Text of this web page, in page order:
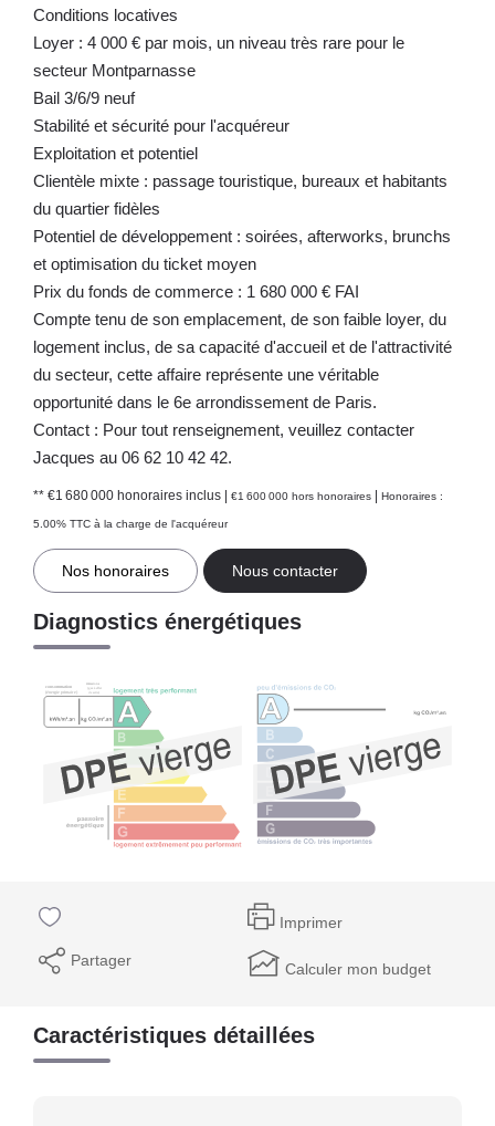
Conditions locatives
Loyer : 4 000 € par mois, un niveau très rare pour le
secteur Montparnasse
Bail 3/6/9 neuf
Stabilité et sécurité pour l'acquéreur
Exploitation et potentiel
Clientèle mixte : passage touristique, bureaux et habitants
du quartier fidèles
Potentiel de développement : soirées, afterworks, brunchs
et optimisation du ticket moyen
Prix du fonds de commerce : 1 680 000 € FAI
Compte tenu de son emplacement, de son faible loyer, du
logement inclus, de sa capacité d'accueil et de l'attractivité
du secteur, cette affaire représente une véritable
opportunité dans le 6e arrondissement de Paris.
Contact : Pour tout renseignement, veuillez contacter
Jacques au 06 62 10 42 42.
** €1 680 000 honoraires inclus | €1 600 000 hors honoraires | Honoraires :
5.00% TTC à la charge de l'acquéreur
Nos honoraires Nous contacter
Diagnostics énergétiques
Imprimer
Partager Calculer mon budget
Caractéristiques détaillées